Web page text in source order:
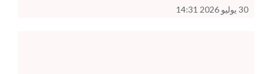
30 يوليو 2026 14:31